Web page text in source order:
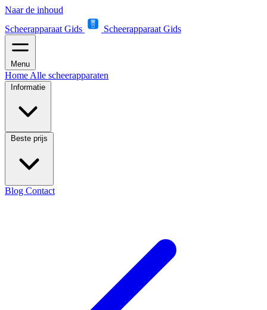
Naar de inhoud
Scheerapparaat Gids
Scheerapparaat Gids
Menu
Home Alle scheerapparaten
Informatie
Beste prijs
Blog Contact